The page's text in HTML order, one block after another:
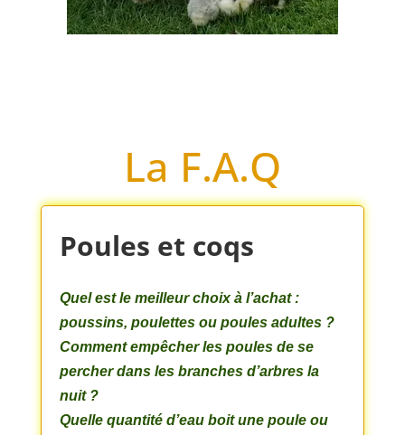
La F.A.Q
Poules et coqs
Quel est le meilleur choix à l’achat :
poussins, poulettes ou poules adultes ?
Comment empêcher les poules de se
percher dans les branches d’arbres la
nuit ?
Quelle quantité d’eau boit une poule ou